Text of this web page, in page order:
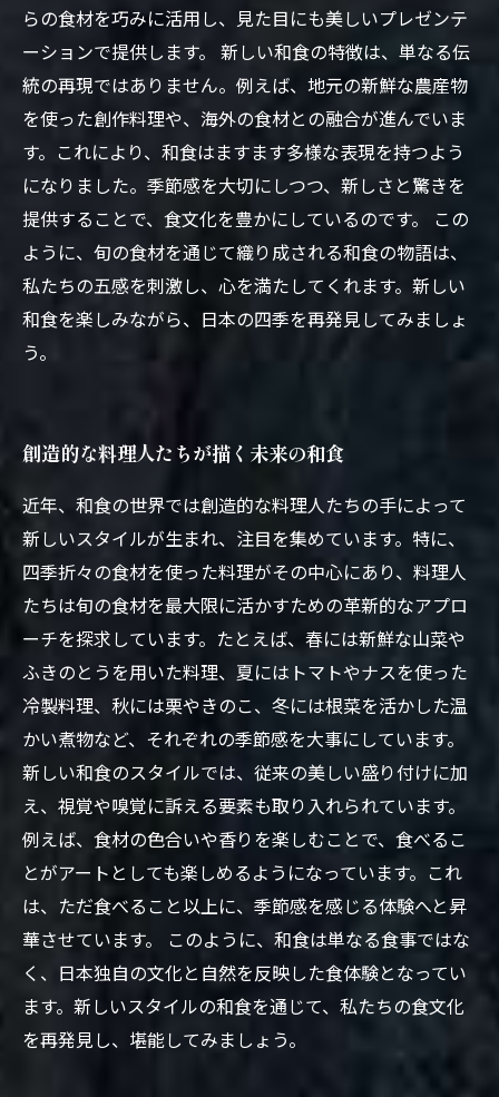
らの食材を巧みに活用し、見た目にも美しいプレゼンテ
ーションで提供します。 新しい和食の特徴は、単なる伝
統の再現ではありません。例えば、地元の新鮮な農産物
を使った創作料理や、海外の食材との融合が進んでいま
す。これにより、和食はますます多様な表現を持つよう
になりました。季節感を大切にしつつ、新しさと驚きを
提供することで、食文化を豊かにしているのです。 この
ように、旬の食材を通じて織り成される和食の物語は、
私たちの五感を刺激し、心を満たしてくれます。新しい
和食を楽しみながら、日本の四季を再発見してみましょ
う。
創造的な料理人たちが描く未来の和食
近年、和食の世界では創造的な料理人たちの手によって
新しいスタイルが生まれ、注目を集めています。特に、
四季折々の食材を使った料理がその中心にあり、料理人
たちは旬の食材を最大限に活かすための革新的なアプロ
ーチを探求しています。たとえば、春には新鮮な山菜や
ふきのとうを用いた料理、夏にはトマトやナスを使った
冷製料理、秋には栗やきのこ、冬には根菜を活かした温
かい煮物など、それぞれの季節感を大事にしています。
新しい和食のスタイルでは、従来の美しい盛り付けに加
え、視覚や嗅覚に訴える要素も取り入れられています。
例えば、食材の色合いや香りを楽しむことで、食べるこ
とがアートとしても楽しめるようになっています。これ
は、ただ食べること以上に、季節感を感じる体験へと昇
華させています。 このように、和食は単なる食事ではな
く、日本独自の文化と自然を反映した食体験となってい
ます。新しいスタイルの和食を通じて、私たちの食文化
を再発見し、堪能してみましょう。